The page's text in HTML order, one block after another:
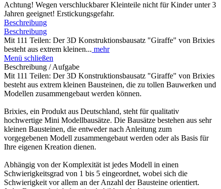
Achtung! Wegen verschluckbarer Kleinteile nicht für Kinder unter 3
Jahren geeignet! Erstickungsgefahr.
Beschreibung
Beschreibung
Mit 111 Teilen: Der 3D Konstruktionsbausatz "Giraffe" von Brixies
besteht aus extrem kleinen... mehr
Menü schließen
Beschreibung / Aufgabe
Mit 111 Teilen: Der 3D Konstruktionsbausatz "Giraffe" von Brixies
besteht aus extrem kleinen Bausteinen, die zu tollen Bauwerken und
Modellen zusammengebaut werden können.
Brixies, ein Produkt aus Deutschland, steht für qualitativ
hochwertige Mini Modellbausätze. Die Bausätze bestehen aus sehr
kleinen Bausteinen, die entweder nach Anleitung zum
vorgegebenen Modell zusammengebaut werden oder als Basis für
Ihre eigenen Kreation dienen.
Abhängig von der Komplexität ist jedes Modell in einen
Schwierigkeitsgrad von 1 bis 5 eingeordnet, wobei sich die
Schwierigkeit vor allem an der Anzahl der Bausteine orientiert.